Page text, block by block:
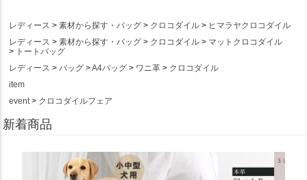
レディース 素材から探す・バッグ クロコダイル
ヒマラヤクロコダイル
レディース
素材から探す・バッグ クロコダイル
マットクロコダイル
トートバッグ
レディース
バッグ A4バッグ ワニ革
クロコダイル
item
event
クロコダイルフェア
新着商品